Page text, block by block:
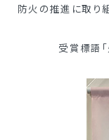
防火の推進に取り
受賞標語